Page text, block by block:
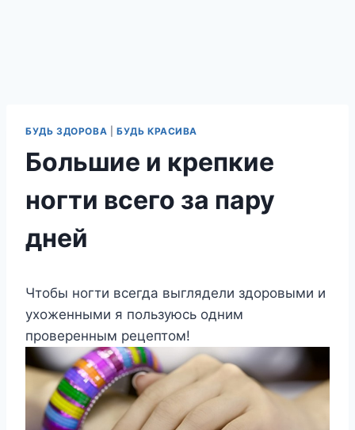
БУДЬ ЗДОРОВА БУДЬ КРАСИВА
Большие и крепкие
ногти всего за пару
дней
Чтобы ногти всегда выглядели здоровыми и
ухоженными я пользуюсь одним
проверенным рецептом!